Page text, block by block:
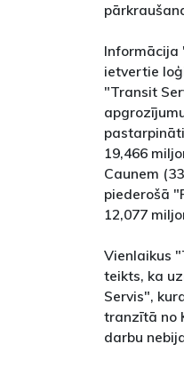
Informācija
ietvertie
"Transit
19,466
Caunem
piederošā
12,077
Vienlaikus
teikts, ka
Servis",
tranzītā no
darbu